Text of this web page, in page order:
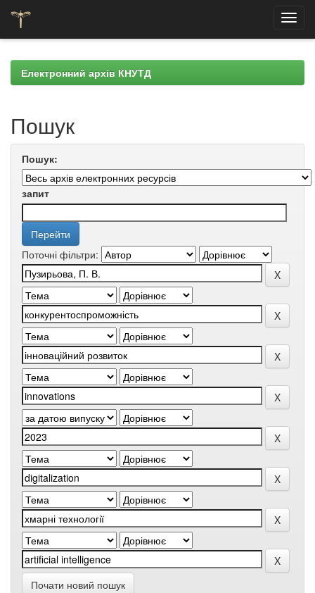
navigationЕлектронний архів КНУТД
Пошук
Пошук:
запит
Поточні фільтри:
Почати новий пошук